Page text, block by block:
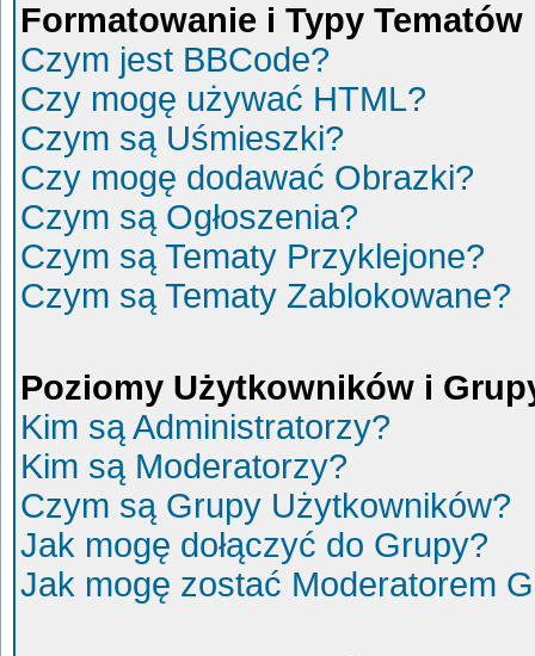
Formatowanie i Typy Tematów
Czym jest BBCode?
Czy mogę używać HTML?
Czym są Uśmieszki?
Czy mogę dodawać Obrazki?
Czym są Ogłoszenia?
Czym są Tematy Przyklejone?
Czym są Tematy Zablokowane?
Poziomy Użytkowników i
Kim są Administratorzy?
Kim są Moderatorzy?
Czym są Grupy Użytkowników?
Jak mogę dołączyć do Grupy?
Jak mogę zostać Moderatorem